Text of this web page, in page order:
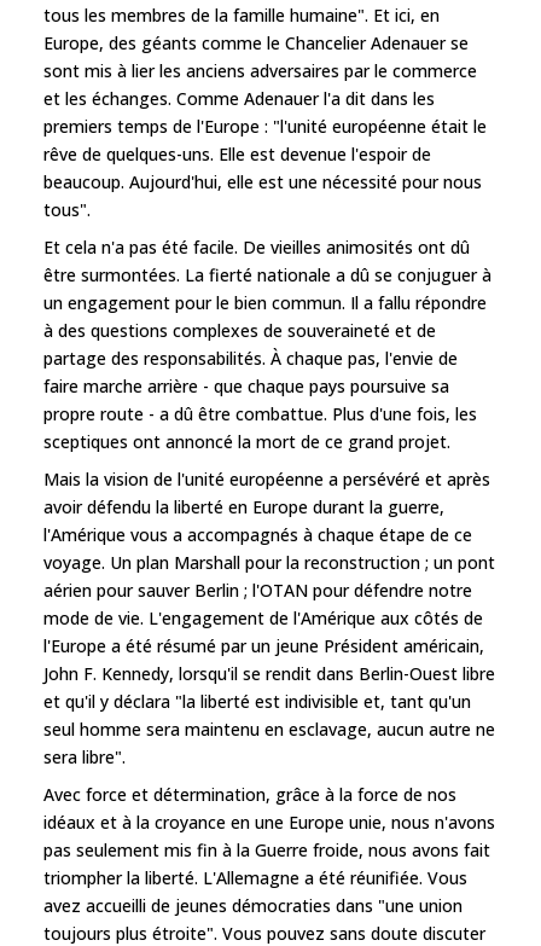
tous les membres de la famille humaine". Et ici, en
Europe, des géants comme le Chancelier Adenauer se
sont mis à lier les anciens adversaires par le commerce
et les échanges. Comme Adenauer l'a dit dans les
premiers temps de l'Europe : "l'unité européenne était le
rêve de quelques-uns. Elle est devenue l'espoir de
beaucoup. Aujourd'hui, elle est une nécessité pour nous
tous".
Et cela n'a pas été facile. De vieilles animosités ont dû
être surmontées. La fierté nationale a dû se conjuguer à
un engagement pour le bien commun. Il a fallu répondre
à des questions complexes de souveraineté et de
partage des responsabilités. À chaque pas, l'envie de
faire marche arrière - que chaque pays poursuive sa
propre route - a dû être combattue. Plus d'une fois, les
sceptiques ont annoncé la mort de ce grand projet.
Mais la vision de l'unité européenne a persévéré et après
avoir défendu la liberté en Europe durant la guerre,
l'Amérique vous a accompagnés à chaque étape de ce
voyage. Un plan Marshall pour la reconstruction ; un pont
aérien pour sauver Berlin ; l'OTAN pour défendre notre
mode de vie. L'engagement de l'Amérique aux côtés de
l'Europe a été résumé par un jeune Président américain,
John F. Kennedy, lorsqu'il se rendit dans Berlin-Ouest libre
et qu'il y déclara "la liberté est indivisible et, tant qu'un
seul homme sera maintenu en esclavage, aucun autre ne
sera libre".
Avec force et détermination, grâce à la force de nos
idéaux et à la croyance en une Europe unie, nous n'avons
pas seulement mis fin à la Guerre froide, nous avons fait
triompher la liberté. L'Allemagne a été réunifiée. Vous
avez accueilli de jeunes démocraties dans "une union
toujours plus étroite". Vous pouvez sans doute discuter